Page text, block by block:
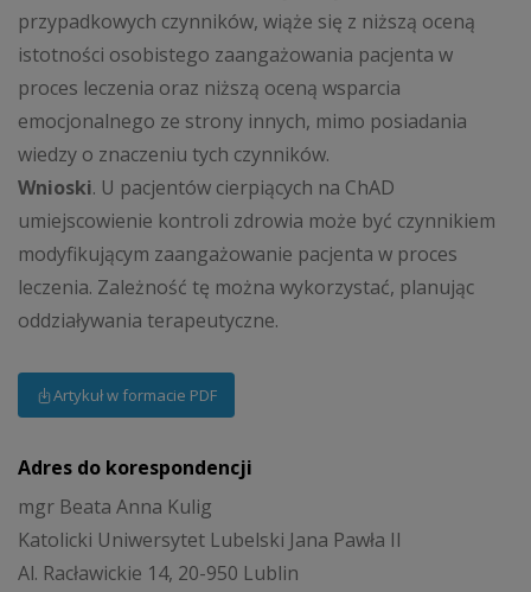
przypadkowych czynników, wiąże się z niższą oceną
istotności osobistego zaangażowania pacjenta w
proces leczenia oraz niższą oceną wsparcia
emocjonalnego ze strony innych, mimo posiadania
wiedzy o znaczeniu tych czynników.
Wnioski. U pacjentów cierpiących na ChAD
umiejscowienie kontroli zdrowia może być czynnikiem
modyfikującym zaangażowanie pacjenta w proces
leczenia. Zależność tę można wykorzystać, planując
oddziaływania terapeutyczne.
Artykuł w formacie PDF
Adres do korespondencji
mgr Beata Anna Kulig
Katolicki Uniwersytet Lubelski Jana Pawła II
Al. Racławickie 14, 20-950 Lublin